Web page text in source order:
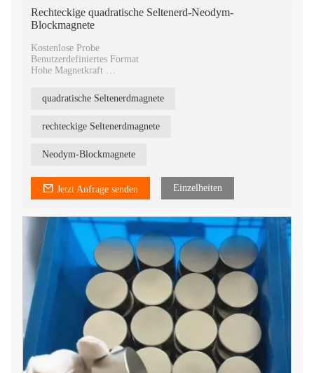
Rechteckige quadratische Seltenerd-Neodym-
Blockmagnete
Kostenlose Probe
Benutzerdefiniertes Format
Hohe Magnetkraft
Niedrige Kosten
quadratische Seltenerdmagnete
rechteckige Seltenerdmagnete
Neodym-Blockmagnete
Jetzt Anfrage senden Einzelheiten